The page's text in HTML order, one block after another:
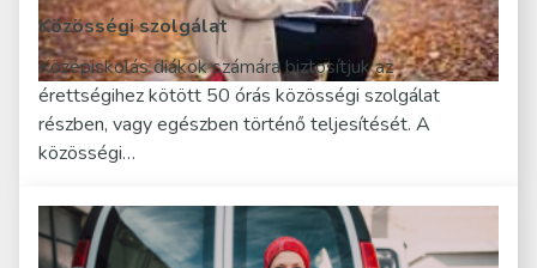
Közösségi szolgálat
Középiskolás diákok számára biztosítjuk az
érettségihez kötött 50 órás közösségi szolgálat
részben, vagy egészben történő teljesítését. A
közösségi…